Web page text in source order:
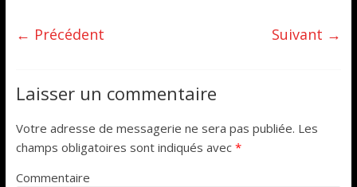
← Précédent Suivant →
Laisser un commentaire
Votre adresse de messagerie ne sera pas publiée. Les
champs obligatoires sont indiqués avec *
Commentaire